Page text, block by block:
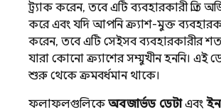
ট্র্যাক করেন, তবে এটি ব্যবহারকারী প্রতি
করে এবং যদি আপনি ক্র্যাশ-মুক্ত
করেন, তবে এটি সেইসব ব্যবহারকারীর
যারা কোনো ক্র্যাশের সম্মুখীন হননি। এই
শুরু থেকে ক্রমবর্ধমান থাকে।
ফলাফলগুলিকেঅবজার্ভড ডেটাএবং